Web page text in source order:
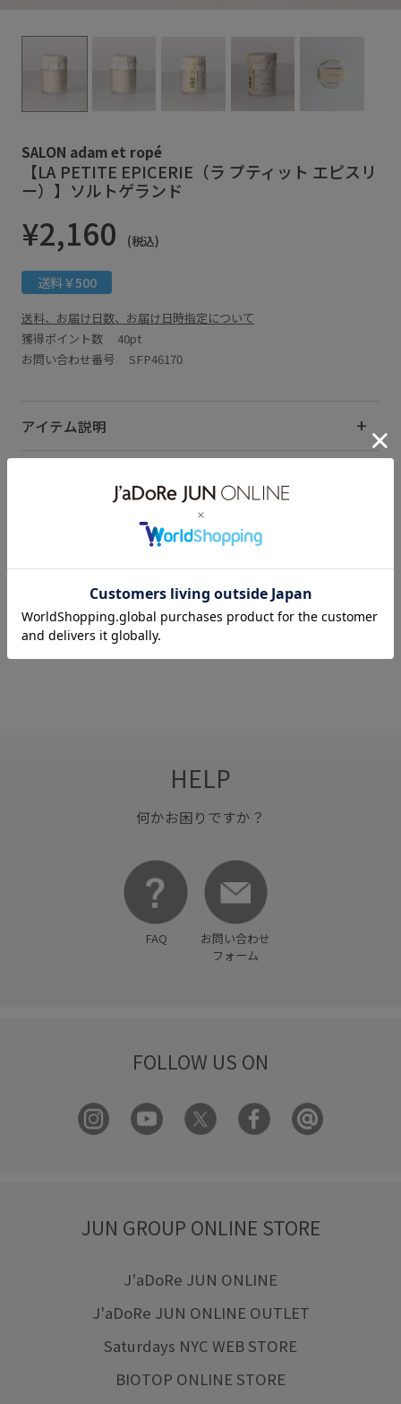
SALON adam et ropé
【LA PETITE EPICERIE（ラ プティット エピスリ
ー）】ソルトゲランド
¥2,160 (税込)
送料￥500
送料、お届け日数、お届け日時指定について
獲得ポイント数 40pt
お問い合わせ番号 SFP46170
アイテム説明
関連タグ
キッチン シンプル
HELP
何かお困りですか？
FAQ
お問い合わせ
フォーム
FOLLOW US ON
JUN GROUP ONLINE STORE
J'aDoRe JUN ONLINE
J'aDoRe JUN ONLINE OUTLET
Saturdays NYC WEB STORE
BIOTOP ONLINE STORE